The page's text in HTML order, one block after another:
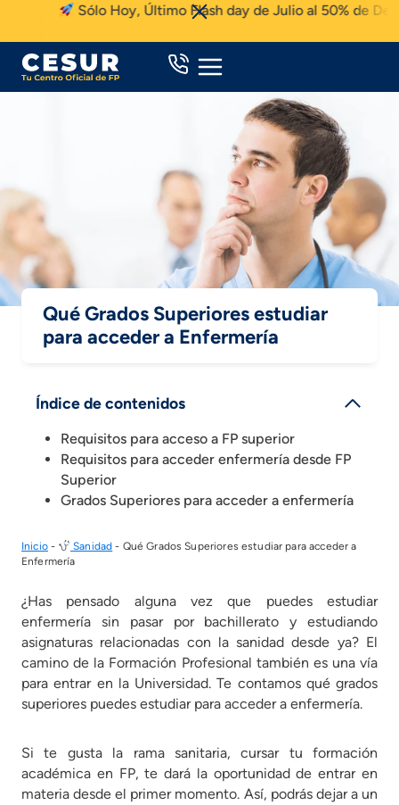
content
Sólo Hoy, Último Flash day de Julio al 50% de
Qué Grados Superiores estudiar
para acceder a Enfermería
Índice de contenidos
Requisitos para acceso a FP superior
Requisitos para acceder enfermería desde FP
Superior
Grados Superiores para acceder a enfermería
Inicio- Sanidad - Qué Grados Superiores estudiar para acceder a
Enfermería
¿Has pensado alguna vez que puedes estudiar
enfermería sin pasar por bachillerato y estudiando
asignaturas relacionadas con la sanidad desde ya? El
camino de la Formación Profesional también es una vía
para entrar en la Universidad. Te contamos qué grados
superiores puedes estudiar para acceder a enfermería.
Si te gusta la rama sanitaria, cursar tu formación
académica en FP, te dará la oportunidad de entrar en
materia desde el primer momento. Así, podrás dejar a un